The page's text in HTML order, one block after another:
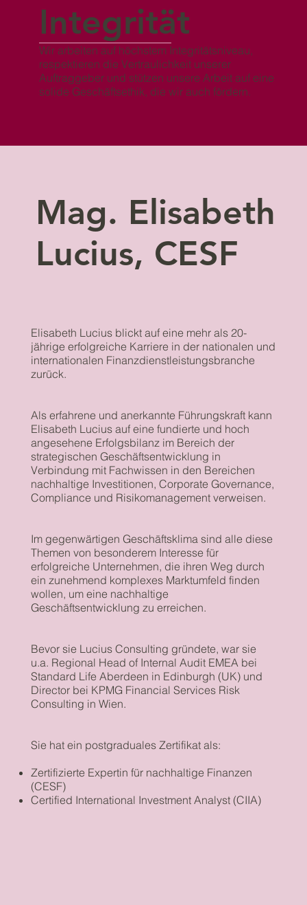
Integrität
Wir arbeiten auf höchstem Integritätsniveau,
respektieren die Vertraulichkeit unserer
Auftraggeber und stützen unsere Arbeit auf eine
solide Geschäftsethik, die wir auch fördern.
Mag. Elisabeth
Lucius, CESF
Elisabeth Lucius blickt auf eine mehr als 20-
jährige erfolgreiche Karriere in der nationalen und
internationalen Finanzdienstleistungsbranche
zurück.
Als erfahrene und anerkannte Führungskraft kann
Elisabeth Lucius auf eine fundierte und hoch
angesehene Erfolgsbilanz im Bereich der
strategischen Geschäftsentwicklung in
Verbindung mit Fachwissen in den Bereichen
nachhaltige Investitionen, Corporate Governance,
Compliance und Risikomanagement verweisen.
Im gegenwärtigen Geschäftsklima sind alle diese
Themen von besonderem Interesse für
erfolgreiche Unternehmen, die ihren Weg durch
ein zunehmend komplexes Marktumfeld finden
wollen, um eine nachhaltige
Geschäftsentwicklung zu erreichen.
Bevor sie Lucius Consulting gründete, war sie
u.a. Regional Head of Internal Audit EMEA bei
Standard Life Aberdeen in Edinburgh (UK) und
Director bei KPMG Financial Services Risk
Consulting in Wien.
Sie hat ein postgraduales Zertifikat als:
Zertifizierte Expertin für nachhaltige Finanzen
(CESF)
Certified International Investment Analyst (CIIA)